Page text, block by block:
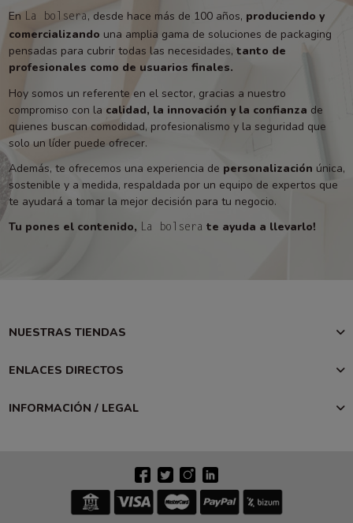
En La bolsera , desde hace más de 100 años, produciendo y
comercializando una amplia gama de soluciones de packaging
pensadas para cubrir todas las necesidades, tanto de
profesionales como de usuarios finales.
Hoy somos un referente en el sector, gracias a nuestro
compromiso con la calidad, la innovación y la confianza de
quienes buscan comodidad, profesionalismo y la seguridad que
solo un líder puede ofrecer.
Además, te ofrecemos una experiencia de personalización única,
sostenible y a medida, respaldada por un equipo de expertos que
te ayudará a tomar la mejor decisión para tu negocio.
Tu pones el contenido, La bolsera te ayuda a llevarlo!
NUESTRAS TIENDAS
ENLACES DIRECTOS
INFORMACIÓN / LEGAL